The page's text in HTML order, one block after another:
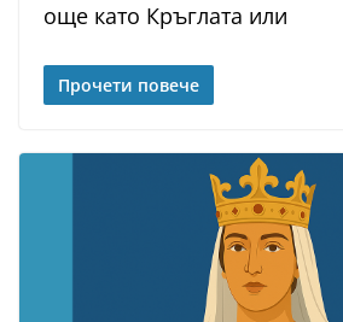
още като Кръглата или
Прочети повече